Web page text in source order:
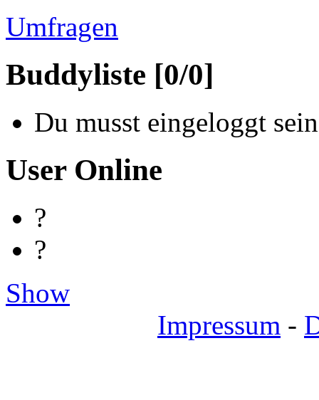
Umfragen
Buddyliste [0/0]
Du musst eingeloggt
User Online
?
?
Show
Impressum -